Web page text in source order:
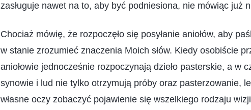
zasługuje nawet na to, aby być podniesiona, nie mówiąc już
Chociaż mówię, że rozpoczęło się posyłanie aniołów, aby
w stanie zrozumieć znaczenia Moich słów. Kiedy osobiście
aniołowie jednocześnie rozpoczynają dzieło pasterskie, a w
synowie i lud nie tylko otrzymują próby oraz pasterzowanie,
własne oczy zobaczyć pojawienie się wszelkiego rodzaju